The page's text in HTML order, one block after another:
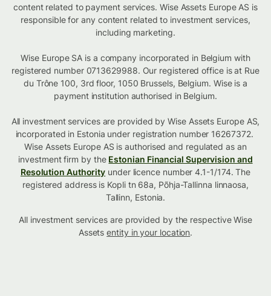
content related to payment services. Wise Assets Europe AS is
responsible for any content related to investment services,
including marketing.
Wise Europe SA is a company incorporated in Belgium with
registered number 0713629988. Our registered office is at Rue
du Trône 100, 3rd floor, 1050 Brussels, Belgium. Wise is a
payment institution authorised in Belgium.
All investment services are provided by Wise Assets Europe AS,
incorporated in Estonia under registration number 16267372.
Wise Assets Europe AS is authorised and regulated as an
investment firm by the Estonian Financial Supervision and
Resolution Authority under licence number 4.1-1/174. The
registered address is Kopli tn 68a, Põhja-Tallinna linnaosa,
Tallinn, Estonia.
All investment services are provided by the respective Wise
Assetsentity in your location.